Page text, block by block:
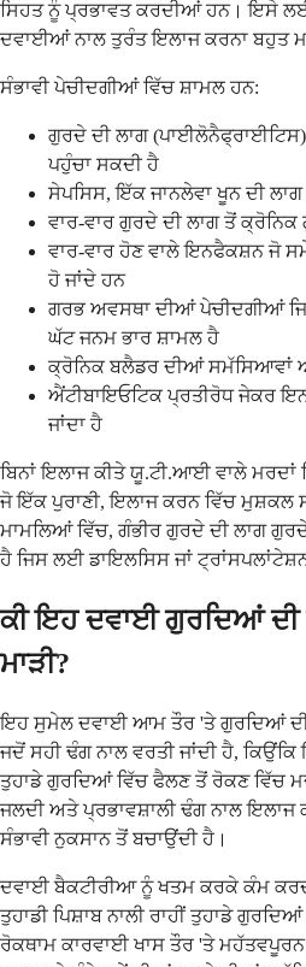
ਸਿਹਤ ਨੂੰ ਪ੍ਰਭਾਵਤ ਕਰਦੀਆਂ ਹਨ। ਇਸੇ
ਦਵਾਈਆਂ ਨਾਲ ਤੁਰੰਤ ਇਲਾਜ ਕਰਨਾ ਬਹੁਤ
ਸੰਭਾਵੀ ਪੇਚੀਦਗੀਆਂ ਵਿੱਚ ਸ਼ਾਮਲ ਹਨ:
ਗੁਰਦੇ ਦੀ ਲਾਗ
ਪਹੁੰਚਾ ਸਕਦੀ ਹੈ
ਸੇਪਸਿਸ, ਇੱਕ ਜਾਨਲੇਵਾ ਖੂਨ ਦੀ
ਵਾਰ-ਵਾਰ ਗੁਰਦੇ ਦੀ ਲਾਗ ਤੋਂ ਕ੍ਰੋਨਿਕ
ਵਾਰ-ਵਾਰ ਹੋਣ ਵਾਲੇ ਇਨਫੈਕਸ਼ਨ ਜੋ
ਹੋ ਜਾਂਦੇ ਹਨ
ਗਰਭ ਅਵਸਥਾ ਦੀਆਂ ਪੇਚੀਦਗੀਆਂ
ਘੱਟ ਜਨਮ ਭਾਰ ਸ਼ਾਮਲ ਹੈ
ਕ੍ਰੋਨਿਕ ਬਲੈਡਰ ਦੀਆਂ ਸਮੱਸਿਆਵਾਂ
ਐਂਟੀਬਾਇਓਟਿਕ ਪ੍ਰਤੀਰੋਧ ਜੇਕਰ
ਜਾਂਦਾ ਹੈ
ਬਿਨਾਂ ਇਲਾਜ ਕੀਤੇ ਯੂ.ਟੀ.ਆਈ ਵਾਲੇ
ਜੋ ਇੱਕ ਪੁਰਾਣੀ, ਇਲਾਜ ਕਰਨ ਵਿੱਚ ਮੁਸ਼ਕਲ
ਮਾਮਲਿਆਂ ਵਿੱਚ, ਗੰਭੀਰ ਗੁਰਦੇ ਦੀ ਲਾਗ
ਹੈ ਜਿਸ ਲਈ ਡਾਇਲਸਿਸ ਜਾਂ
ਕੀ ਇਹ ਦਵਾਈ ਗੁਰਦਿਆਂ ਦੀ
ਮਾੜੀ?
ਇਹ ਸੁਮੇਲ ਦਵਾਈ ਆਮ ਤੌਰ 'ਤੇ ਗੁਰਦਿਆਂ
ਜਦੋਂ ਸਹੀ ਢੰਗ ਨਾਲ ਵਰਤੀ ਜਾਂਦੀ ਹੈ, ਕਿਉਂਕਿ
ਤੁਹਾਡੇ ਗੁਰਦਿਆਂ ਵਿੱਚ ਫੈਲਣ ਤੋਂ ਰੋਕਣ ਵਿੱਚ
ਜਲਦੀ ਅਤੇ ਪ੍ਰਭਾਵਸ਼ਾਲੀ ਢੰਗ ਨਾਲ
ਸੰਭਾਵੀ ਨੁਕਸਾਨ ਤੋਂ ਬਚਾਉਂਦੀ ਹੈ।
ਦਵਾਈ ਬੈਕਟੀਰੀਆ ਨੂੰ ਖਤਮ ਕਰਕੇ ਕੰਮ
ਤੁਹਾਡੀ ਪਿਸ਼ਾਬ ਨਾਲੀ ਰਾਹੀਂ ਤੁਹਾਡੇ
ਰੋਕਥਾਮ ਕਾਰਵਾਈ ਖਾਸ ਤੌਰ 'ਤੇ